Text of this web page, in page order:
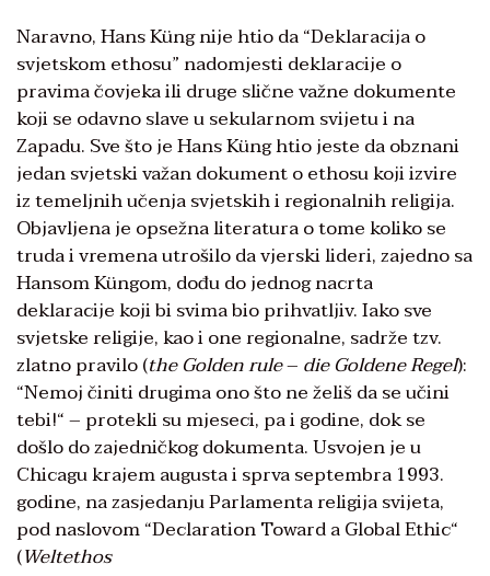
Naravno, Hans Küng nije htio da “Deklaracija o
svjetskom ethosu” nadomjesti deklaracije o
pravima čovjeka ili druge slične važne dokumente
koji se odavno slave u sekularnom svijetu i na
Zapadu. Sve što je Hans Küng htio jeste da obznani
jedan svjetski važan dokument o ethosu koji izvire
iz temeljnih učenja svjetskih i regionalnih religija.
Objavljena je opsežna literatura o tome koliko se
truda i vremena utrošilo da vjerski lideri, zajedno sa
Hansom Küngom, dođu do jednog nacrta
deklaracije koji bi svima bio prihvatljiv. Iako sve
svjetske religije, kao i one regionalne, sadrže tzv.
zlatno pravilo (the Golden rule– die Goldene Regel):
“Nemoj činiti drugima ono što ne želiš da se učini
tebi!“ – protekli su mjeseci, pa i godine, dok se
došlo do zajedničkog dokumenta. Usvojen je u
Chicagu krajem augusta i sprva septembra 1993.
godine, na zasjedanju Parlamenta religija svijeta,
pod naslovom “Declaration Toward a Global Ethic“
(Weltethos